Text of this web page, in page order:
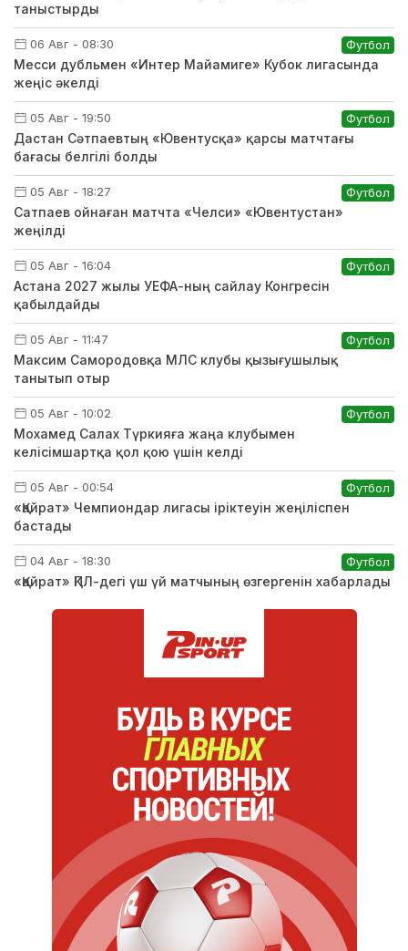
таныстырды
06 Авг - 08:30 Футбол
Месси дубльмен «Интер Майамиге» Кубок лигасында
жеңіс әкелді
05 Авг - 19:50 Футбол
Дастан Сәтпаевтың «Ювентусқа» қарсы матчтағы
бағасы белгілі болды
05 Авг - 18:27 Футбол
Сатпаев ойнаған матчта «Челси» «Ювентустан»
жеңілді
05 Авг - 16:04 Футбол
Астана 2027 жылы УЕФА-ның сайлау Конгресін
қабылдайды
05 Авг - 11:47 Футбол
Максим Самородовқа МЛС клубы қызығушылық
танытып отыр
05 Авг - 10:02 Футбол
Мохамед Салах Түркияға жаңа клубымен
келісімшартқа қол қою үшін келді
05 Авг - 00:54 Футбол
«Қайрат» Чемпиондар лигасы іріктеуін жеңіліспен
бастады
04 Авг - 18:30 Футбол
«Қайрат» ҚПЛ-дегі үш үй матчының өзгергенін хабарлады